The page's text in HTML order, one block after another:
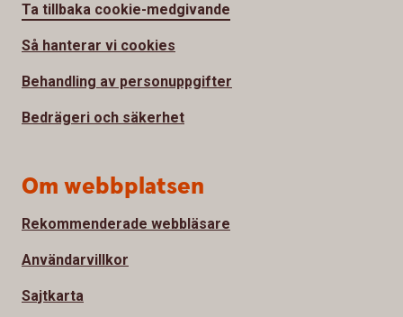
Ta tillbaka cookie-medgivande
Så hanterar vi cookies
Behandling av personuppgifter
Bedrägeri och säkerhet
Om webbplatsen
Rekommenderade webbläsare
Användarvillkor
Sajtkarta